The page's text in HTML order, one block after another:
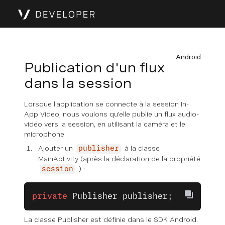
Android
Publication d'un flux
dans la session
Lorsque l'application se connecte à la session In-
App Video, nous voulons qu'elle publie un flux audio-
vidéo vers la session, en utilisant la caméra et le
microphone :
Ajouter un
publisher
à la classe
MainActivity (après la déclaration de la propriété
session ) :
private Publisher publisher ;
La classe Publisher est définie dans le SDK Android.